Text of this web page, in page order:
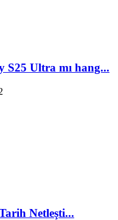
S25 Ultra mı hang...
Netleşti...